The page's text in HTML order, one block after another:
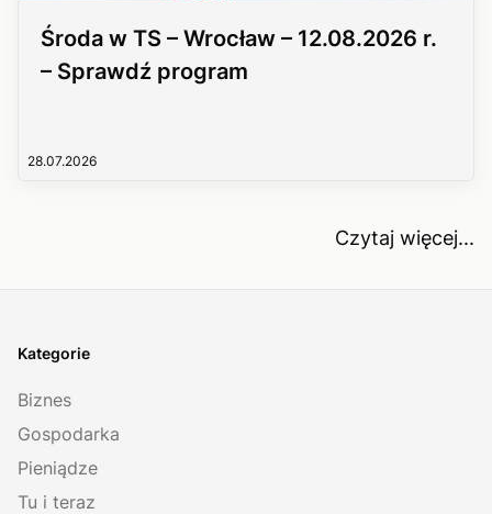
Środa w TS – Wrocław – 12.08.2026 r.
– Sprawdź program
28.07.2026
Czytaj więcej...
Kategorie
Biznes
Gospodarka
Pieniądze
Tu i teraz